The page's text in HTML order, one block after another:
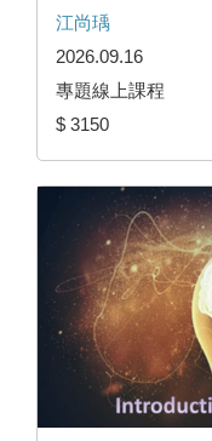
江尚瑀
2026.09.16
專題線上課程
$ 3150